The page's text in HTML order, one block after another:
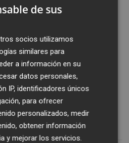
tiempo.
se les espera ya el
de tal forma que
más entrenamientos
de los previstos
a la trascendente cita
horas) frente al
de sus
socios utilizamos
similares para
a información en su
datos personales,
IP, identificadores únicos
para ofrecer
personalizados, medir
obtener información
y mejorar los servicios.